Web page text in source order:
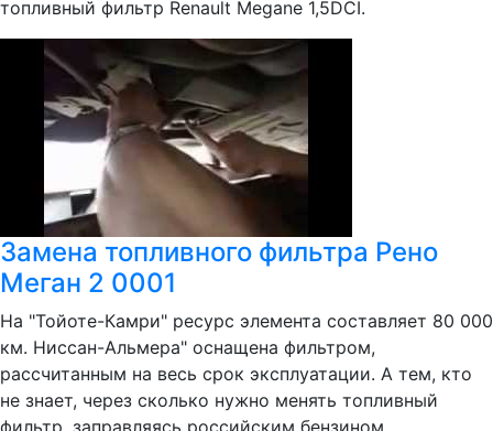
топливный фильтр Renault Megane 1,5DCI.
Замена топливного фильтра Рено
Меган 2 0001
На "Тойоте-Камри" ресурс элемента составляет 80 000
км. Ниссан-Альмера" оснащена фильтром,
рассчитанным на весь срок эксплуатации. А тем, кто
не знает, через сколько нужно менять топливный
фильтр, заправляясь российским бензином,